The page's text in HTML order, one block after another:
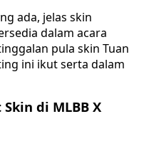
ada, jelas skin
dalam acara
pula skin Tuan
ini ikut serta dalam
di MLBB X